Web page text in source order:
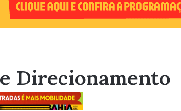
Direcionamento